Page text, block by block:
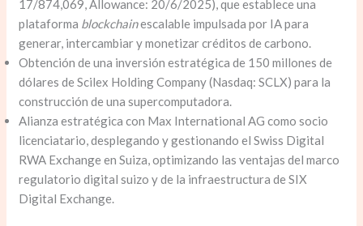
17/874,069, Allowance: 20/6/2025), que establece una
plataforma blockchainescalable impulsada por IA para
generar, intercambiar y monetizar créditos de carbono.
Obtención de una inversión estratégica de 150 millones de
dólares de Scilex Holding Company (Nasdaq: SCLX) para la
construcción de una supercomputadora.
Alianza estratégica con Max International AG como socio
licenciatario, desplegando y gestionando el Swiss Digital
RWA Exchange en Suiza, optimizando las ventajas del marco
regulatorio digital suizo y de la infraestructura de SIX
Digital Exchange.